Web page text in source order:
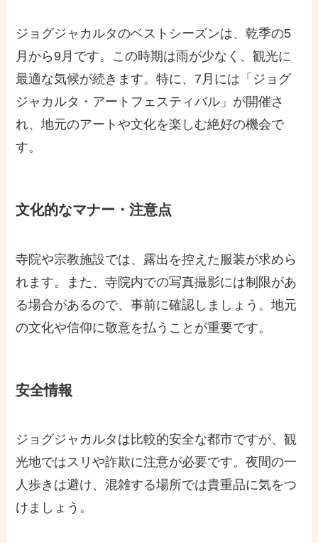
ジョグジャカルタのベストシーズンは、乾季の5
月から9月です。この時期は雨が少なく、観光に
最適な気候が続きます。特に、7月には「ジョグ
ジャカルタ・アートフェスティバル」が開催さ
れ、地元のアートや文化を楽しむ絶好の機会で
す。
文化的なマナー・注意点
寺院や宗教施設では、露出を控えた服装が求めら
れます。また、寺院内での写真撮影には制限があ
る場合があるので、事前に確認しましょう。地元
の文化や信仰に敬意を払うことが重要です。
安全情報
ジョグジャカルタは比較的安全な都市ですが、観
光地ではスリや詐欺に注意が必要です。夜間の一
人歩きは避け、混雑する場所では貴重品に気をつ
けましょう。